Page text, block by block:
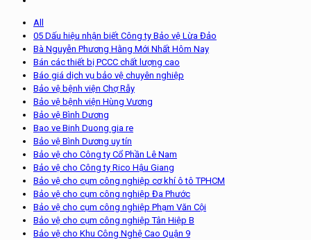
All
05 Dấu hiệu nhận biết Công ty Bảo vệ Lừa Đảo
Bà Nguyễn Phương Hằng Mới Nhất Hôm Nay
Bán các thiết bị PCCC chất lượng cao
Báo giá dịch vụ bảo vệ chuyên nghiệp
Bảo vệ bệnh viện Chợ Rẫy
Bảo vệ bệnh viện Hùng Vương
Bảo vệ Bình Dương
Bao ve Binh Duong gia re
Bảo vệ Bình Dương uy tín
Bảo vệ cho Công ty Cổ Phần Lê Nam
Bảo vệ cho Công ty Rico Hậu Giang
Bảo vệ cho cụm công nghiệp cơ khí ô tô TPHCM
Bảo vệ cho cụm công nghiệp Đa Phước
Bảo vệ cho cụm công nghiệp Phạm Văn Cội
Bảo vệ cho cụm công nghiệp Tân Hiệp B
Bảo vệ cho Khu Công Nghệ Cao Quận 9